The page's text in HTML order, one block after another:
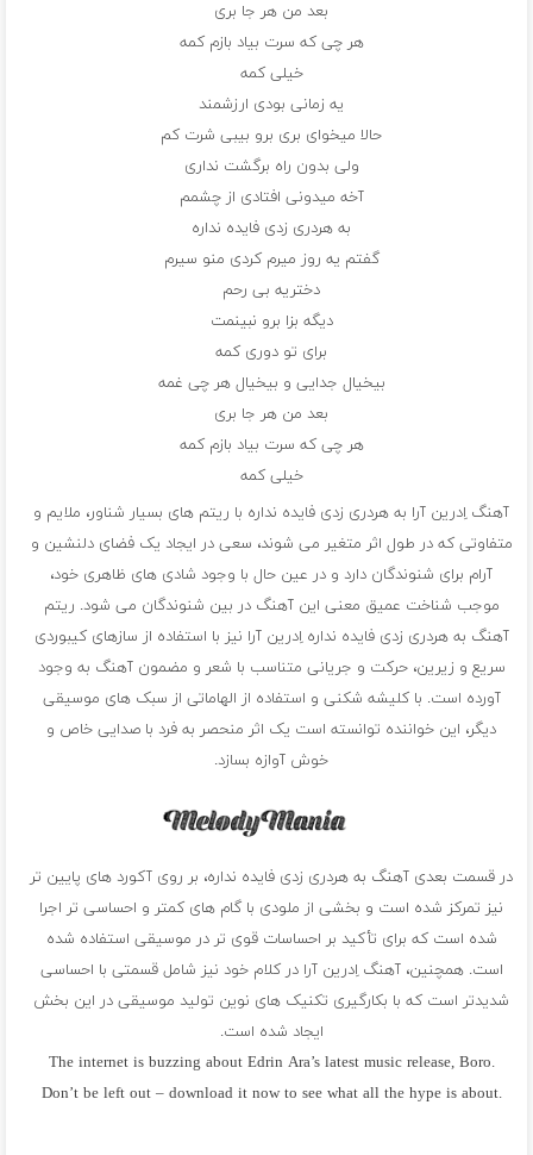
بعد من هر جا بری
هر چی که سرت بیاد بازم کمه
خیلی کمه
یه زمانی بودی ارزشمند
حالا میخوای بری برو بیبی شرت کم
ولی بدون راه برگشت نداری
آخه میدونی افتادی از چشمم
به هردری زدی فایده نداره
گفتم یه روز میرم کردی منو سیرم
دختریه بی رحم
دیگه بزا برو نبینمت
برای تو دوری کمه
بیخیال جدایی و بیخیال هر چی غمه
بعد من هر جا بری
هر چی که سرت بیاد بازم کمه
خیلی کمه
آهنگ اِدرین آرا به هردری زدی فایده نداره با ریتم های بسیار شناور، ملایم و
متفاوتی که در طول اثر متغیر می شوند، سعی در ایجاد یک فضای دلنشین و
آرام برای شنوندگان دارد و در عین حال با وجود شادی های ظاهری خود،
موجب شناخت عمیق معنی این آهنگ در بین شنوندگان می شود. ریتم
آهنگ به هردری زدی فایده نداره اِدرین آرا نیز با استفاده از سازهای کیبوردی
سریع و زیرین، حرکت و جریانی متناسب با شعر و مضمون آهنگ به وجود
آورده است. با کلیشه شکنی و استفاده از الهاماتی از سبک های موسیقی
دیگر، این خواننده توانسته است یک اثر منحصر به فرد با صدایی خاص و
خوش آوازه بسازد.
در قسمت بعدی آهنگ به هردری زدی فایده نداره، بر روی آکورد های پایین تر
نیز تمرکز شده است و بخشی از ملودی با گام های کمتر و احساسی تر اجرا
شده است که برای تأکید بر احساسات قوی تر در موسیقی استفاده شده
است. همچنین، آهنگ اِدرین آرا در کلام خود نیز شامل قسمتی با احساسی
شدیدتر است که با بکارگیری تکنیک های نوین تولید موسیقی در این بخش
ایجاد شده است.
The internet is buzzing about Edrin Ara’s latest music release, Boro.
Don’t be left out – download it now to see what all the hype is about.